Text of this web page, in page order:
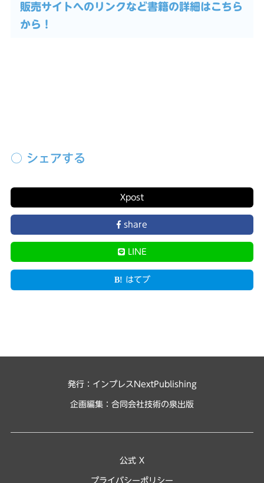
販売サイトへのリンクなど書籍の詳細はこちら
から！
○ シェアする
Xpost
share
LINE
はてブ
発行：インプレスNextPublishing
企画編集： 合同会社技術の泉出版
公式 X
プライバシーポリシー